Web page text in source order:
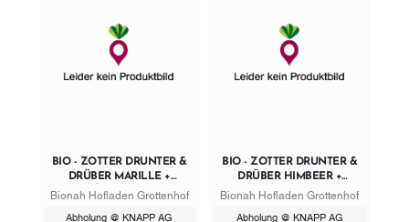
BIO - ZOTTER DRUNTER &
DRÜBER MARILLE +
KÜRBISKERN
Bionah Hofladen Grottenhof
Abholung @ KNAPP AG
BIO - ZOTTER DRUNTER &
DRÜBER HIMBEER +
MANDEL
Bionah Hofladen Grottenhof
Abholung @ KNAPP AG